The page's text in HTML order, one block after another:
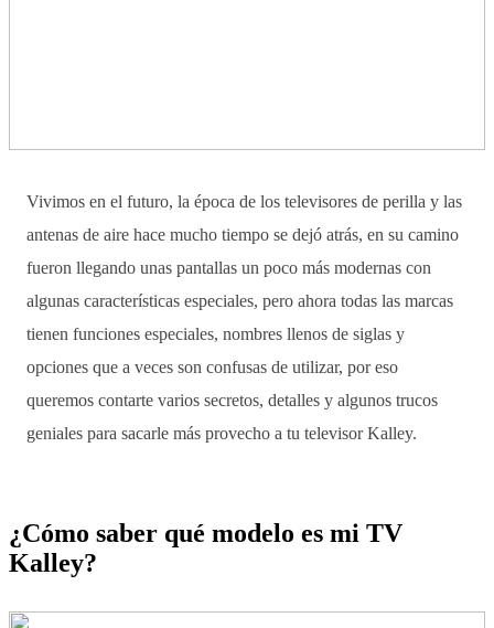
Vivimos en el futuro, la época de los televisores de perilla y las
antenas de aire hace mucho tiempo se dejó atrás, en su camino
fueron llegando unas pantallas un poco más modernas con
algunas características especiales, pero ahora todas las marcas
tienen funciones especiales, nombres llenos de siglas y
opciones que a veces son confusas de utilizar, por eso
queremos contarte varios secretos, detalles y algunos trucos
geniales para sacarle más provecho a tu televisor Kalley.
¿Cómo saber qué modelo es mi TV
Kalley?